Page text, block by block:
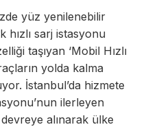
yüz yenilenebilir
sarj istasyonu
taşıyan ‘Mobil Hızlı
yolda kalma
İstanbul’da hizmete
ilerleyen
alınarak ülke